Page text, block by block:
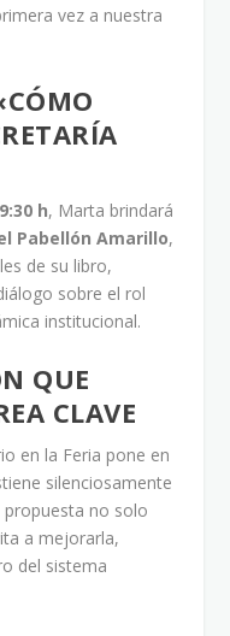
vez a nuestra
h, Marta brindará
Pabellón Amarillo,
de su libro,
sobre el rol
institucional.
QUE
CLAVE
en la Feria pone en
silenciosamente
propuesta no solo
a mejorarla,
del sistema